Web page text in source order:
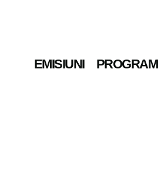
EMISIUNI PROGRAM